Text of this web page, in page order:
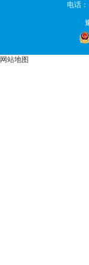
电话
网站地图